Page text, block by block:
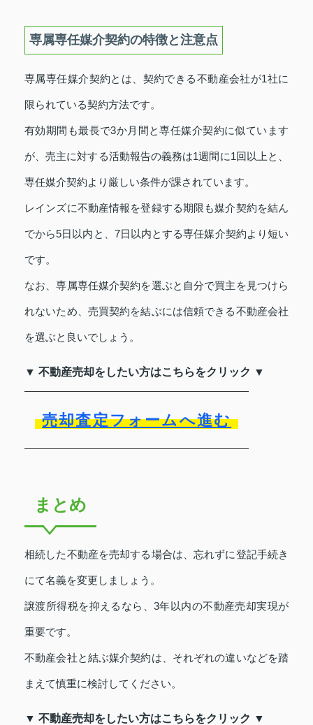
専属専任媒介契約の特徴と注意点
専属専任媒介契約とは、契約できる不動産会社が1社に
限られている契約方法です。
有効期間も最長で3か月間と専任媒介契約に似ています
が、売主に対する活動報告の義務は1週間に1回以上と、
専任媒介契約より厳しい条件が課されています。
レインズに不動産情報を登録する期限も媒介契約を結ん
でから5日以内と、7日以内とする専任媒介契約より短い
です。
なお、専属専任媒介契約を選ぶと自分で買主を見つけら
れないため、売買契約を結ぶには信頼できる不動産会社
を選ぶと良いでしょう。
▼ 不動産売却をしたい方はこちらをクリック ▼
売却査定フォームへ進む
まとめ
相続した不動産を売却する場合は、忘れずに登記手続き
にて名義を変更しましょう。
譲渡所得税を抑えるなら、3年以内の不動産売却実現が
重要です。
不動産会社と結ぶ媒介契約は、それぞれの違いなどを踏
まえて慎重に検討してください。
▼ 不動産売却をしたい方はこちらをクリック ▼